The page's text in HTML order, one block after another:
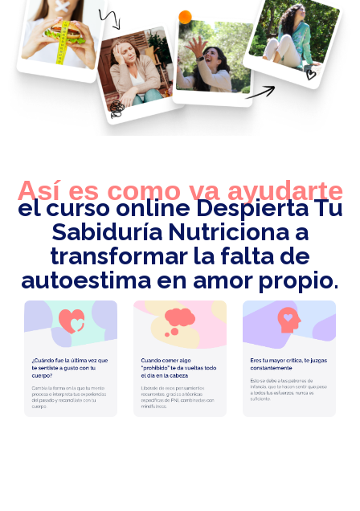
Así es como va ayudarte
el curso online Despierta Tu
Sabiduría Nutriciona a
transformar la falta de
autoestima en amor propio.